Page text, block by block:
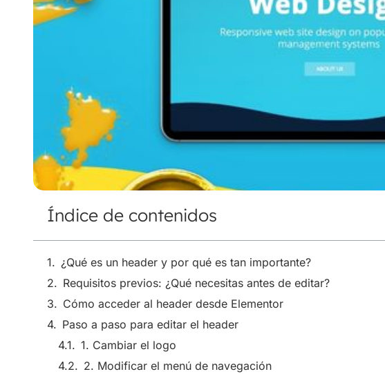
Índice de contenidos
¿Qué es un header y por qué es tan importante?
Requisitos previos: ¿Qué necesitas antes de editar?
Cómo acceder al header desde Elementor
Paso a paso para editar el header
Guardar y aplicar el diseño
Problemas comunes y soluciones